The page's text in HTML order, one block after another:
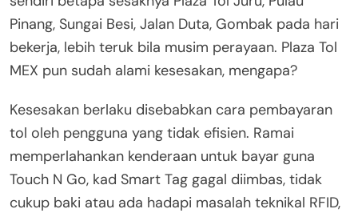
Pinang, Sungai Besi, Jalan Duta, Gombak pada hari
bekerja, lebih teruk bila musim perayaan. Plaza Tol
MEX pun sudah alami kesesakan, mengapa?
Kesesakan berlaku disebabkan cara pembayaran
tol oleh pengguna yang tidak efisien. Ramai
memperlahankan kenderaan untuk bayar guna
Touch N Go, kad Smart Tag gagal diimbas, tidak
cukup baki atau ada hadapi masalah teknikal RFID,